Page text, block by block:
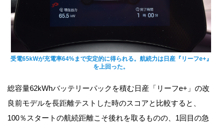
受電65kWが充電率64%まで安定的に得られる。航続力は日産『リーフe+』
を上回った。
総容量62kWhバッテリーパックを積む日産「リーフe+」の改
良前モデルを長距離テストした時のスコアと比較すると、
100％スタートの航続距離こそ後れを取るものの、1回目の急